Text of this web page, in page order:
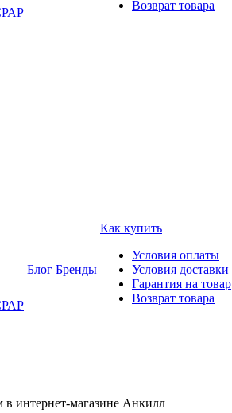
Возврат товара
Блог Бренды
Как купить
Условия оплаты
Условия доставки
Гарантия на товар
Возврат товара
интернет-магазине Анкилл